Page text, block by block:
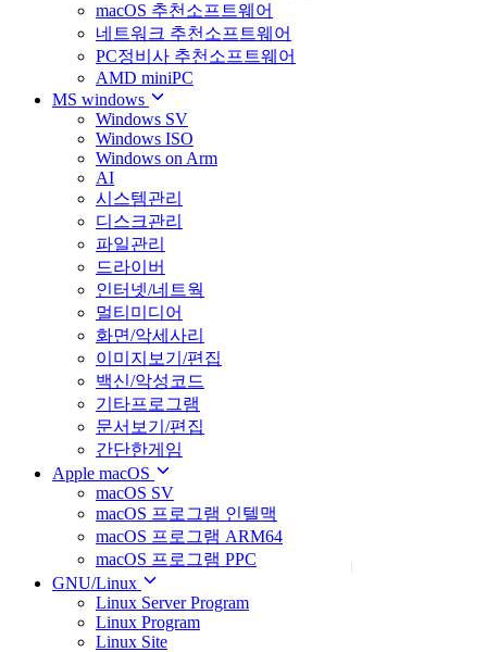
macOS 추천소프트웨어
네트워크 추천소프트웨어
PC정비사 추천소프트웨어
AMD miniPC
MS windows
Windows SV
Windows ISO
Windows on Arm
AI
시스템관리
디스크관리
파일관리
드라이버
인터넷/네트웍
멀티미디어
화면/악세사리
이미지보기/편집
백신/악성코드
기타프로그램
문서보기/편집
간단한게임
Apple macOS
macOS SV
macOS 프로그램 인텔맥
macOS 프로그램 ARM64
macOS 프로그램 PPC
GNU/Linux
Linux Server Program
Linux Program
Linux Site